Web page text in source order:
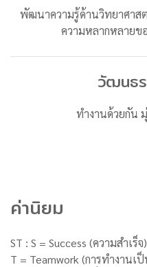
พัฒนาความรู้ด้านวิทยาศาส
ความหลากหลายข
วัฒนธ
ทำงานด้วยกัน
ค่านิยม
ST : S = Success (ความสำเร็จ)
T = Teamwork (การทำงานเ